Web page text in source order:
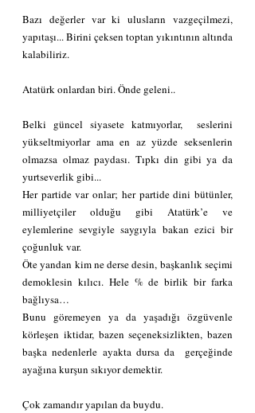
Bazı değerler var ki ulusların vazgeçilmezi,
yapıtaşı... Birini çeksen toptan yıkıntının altında
kalabiliriz.
Atatürk onlardan biri. Önde geleni..
Belki güncel siyasete katmıyorlar,  seslerini
yükseltmiyorlar ama en az yüzde seksenlerin
olmazsa olmaz paydası. Tıpkı din gibi ya da
yurtseverlik gibi...
Her partide var onlar; her partide dini bütünler,
milliyetçiler olduğu gibi Atatürk’e ve
eylemlerine sevgiyle saygıyla bakan ezici bir
çoğunluk var.
Öte yandan kim ne derse desin, başkanlık seçimi
demoklesin kılıcı. Hele % de birlik bir farka
bağlıysa…
Bunu göremeyen ya da yaşadığı özgüvenle
körleşen iktidar, bazen seçeneksizlikten, bazen
başka nedenlerle ayakta dursa da  gerçeğinde
ayağına kurşun sıkıyor demektir.
Çok zamandır yapılan da buydu.